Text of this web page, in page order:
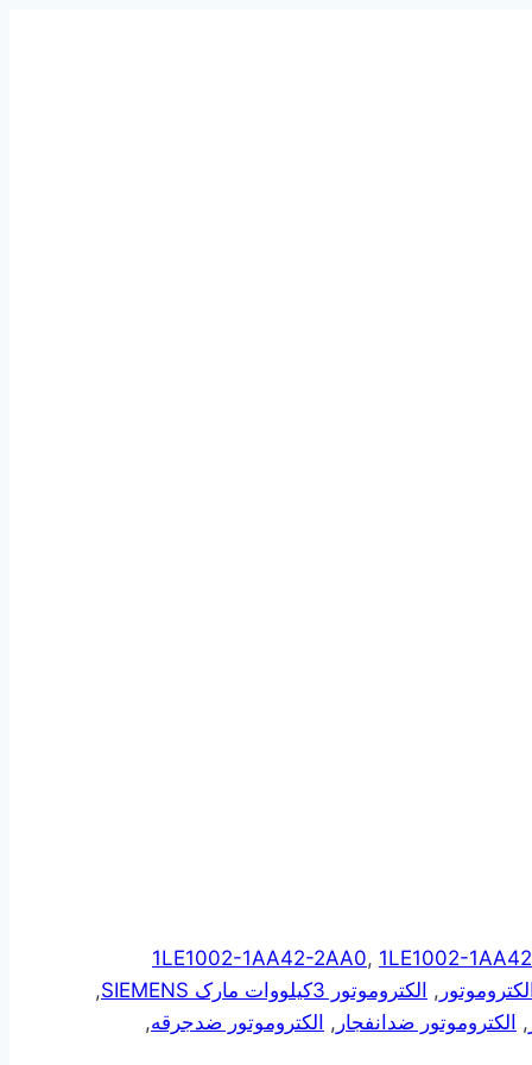
1LE1002-1AA42-2AA0, 1LE1002-
, الکتروموتور 3کیلووات مارک SIEMENS
,
, الکتروموتور ضدانفجار , الکتروموتور ضدجرقه,